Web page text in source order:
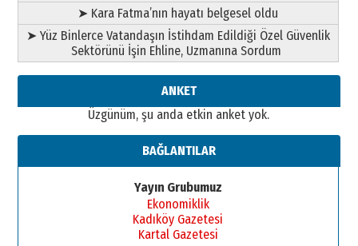
Ahmet Gökhan YAZICI
Ahmed Yesevi’den bir Alperen…
”Reisimiz” idi… Hakka yürüdü.!
26 Mart 2026 Perşembe
gönül adamı Faruk Terzioğlu!
Başkan Sekmen’den Erzurum’a
bir vizyon proje daha!
02 Ağustos 2026 Pazar
➤ Kara Fatma’nın hayatı belgesel oldu
➤ Yüz Binlerce Vatandaşın İstihdam Edildiği Özel Güvenlik
Sektörünü İşin Ehline, Uzmanına Sordum
ANKET
Üzgünüm, şu anda etkin anket yok.
BAĞLANTILAR
Yayın Grubumuz
Ekonomiklik
Kadıköy Gazetesi
Kartal Gazetesi